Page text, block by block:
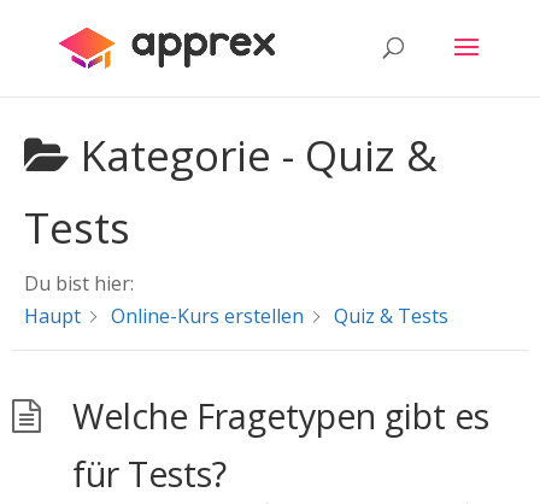
Kategorie - Quiz &
Tests
Du bist hier:
Haupt
Online-Kurs erstellen Quiz & Tests
Welche Fragetypen gibt es
für Tests?